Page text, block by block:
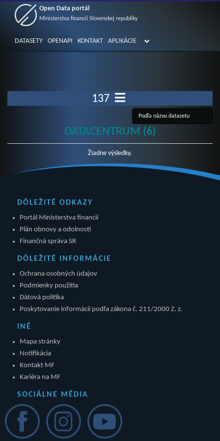
Open Data portál
Ministerstva financií Slovenskej republiky
DATASETY OPENAPI KONTAKT APLIKÁCIE
137
DATACENTRUM (6)
Žiadne výsledky.
DÔLEŽITÉ ODKAZY
Portál Ministerstva financií
Plán obnovy a odolnosti
Finančná správa SR
DÔLEŽITÉ INFORMÁCIE
Ochrana osobných údajov
Podmienky použitia
Dátová politika
Poskytovanie informácií podľa zákona č. 211/2000 Z. z.
INÉ
Mapa stránky
Notifikácia
Kontakt MF
Kariéra na MF
SOCIÁLNE MÉDIA